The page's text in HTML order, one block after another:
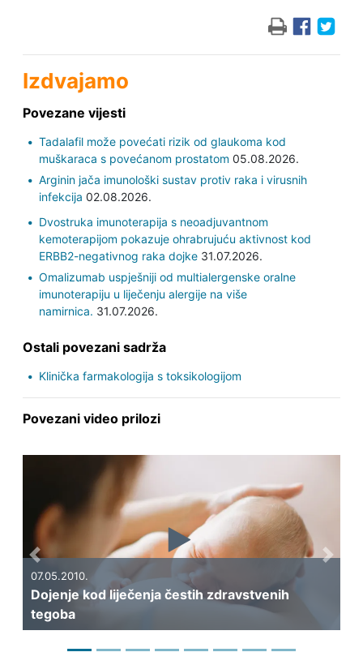
Izdvajamo
Povezane vijesti
Tadalafil može povećati rizik od glaukoma kod
muškaraca s povećanom prostatom 05.08.2026.
Arginin jača imunološki sustav protiv raka i virusnih
infekcija 02.08.2026.
Dvostruka imunoterapija s neoadjuvantnom
kemoterapijom pokazuje ohrabrujuću aktivnost kod
ERBB2-negativnog raka dojke31.07.2026.
Omalizumab uspješniji od multialergenske oralne
imunoterapiju u liječenju alergije na više
namirnica. 31.07.2026.
Ostali povezani sadrža
Klinička farmakologija s toksikologijom
Povezani video prilozi
07.05.2010.
Dojenje kod liječenja čestih zdravstvenih
tegoba
Previous Next